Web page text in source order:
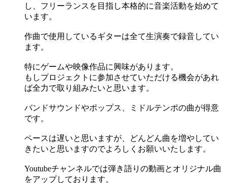
し、フリーランスを目指し本格的に音楽活動を始めて
います。
作曲で使用しているギターは全て生演奏で録音してい
ます。
特にゲームや映像作品に興味があります。
もしプロジェクトに参加させていただける機会があれ
ば全力で取り組みたいと思います。
バンドサウンドやポップス、ミドルテンポの曲が得意
です。
ペースは遅いと思いますが、どんどん曲を増やしてい
きたいと思いますのでよろしくお願いいたします。
Youtubeチャンネルでは弾き語りの動画とオリジナル曲
をアップしております。